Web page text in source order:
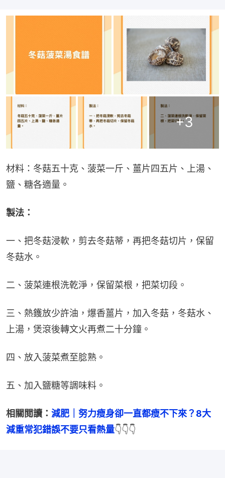
+3
材料：冬菇五十克、菠菜一斤、薑片四五片、上湯、
鹽、糖各適量。
製法：
一、把冬菇浸軟，剪去冬菇蒂，再把冬菇切片，保留
冬菇水。
二、菠菜連根洗乾淨，保留菜根，把菜切段。
三、熱鑊放少許油，爆香薑片，加入冬菇，冬菇水、
上湯，煲滾後轉文火再煮二十分鐘。
四、放入菠菜煮至腍熟。
五、加入鹽糖等調味料。
相關閲讀： 減肥｜努力瘦身卻一直都瘦不下來？8大
減重常犯錯誤不要只看熱量👇👇👇